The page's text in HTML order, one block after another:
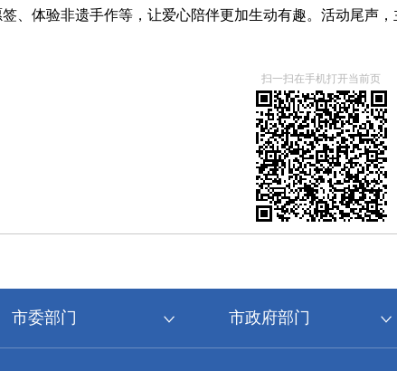
、体验非遗手作等，让爱心陪伴更加生动有趣。活动尾声
扫一扫在手机打开当前页
市委部门 市政府部门